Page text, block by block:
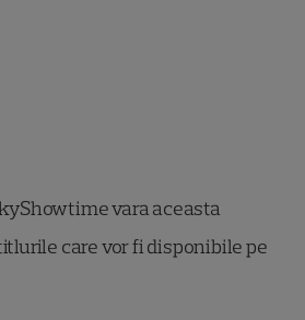
vara aceasta
care vor fi disponibile pe